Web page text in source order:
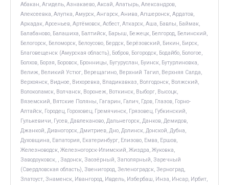
Абакан, Агидель, Азнакаево, Аксай, Алатырь, Александров,
Алексеевка, Алупка, Амурск, Ангарск, Анива, Апшеронск, Ардатов,
Аркадак, Арсеньев, Артёмовск, Асбест, Аткарск, Аша, Бавлы, Баймак,
Балабаново, Балашиха, Балтийск, Барыш, Бежецк, Белгород, Белинский,
Белогорск, Беломорск, Белоусово, Бердск, Берёзовский, Бикин, Бирск,
Благовещенск (Амурская область), Бобров, Богородск, Бодайбо, Бологое,
Болхов, Борзя, Боровск, Бронницы, Бугуруслан, Буинск, Бутурлиновка,
Велиж, Великий Устюг, Верещагино, Верхний Тагил, Верхняя Салда,
Верхоянск, Видное, Вихоревка, Владикавказ, Волгодонск, Волжский,
Волоколамск, Волчанск, Воронеж, Воткинск, Выборг, Высоцк,
Вяземский, Вятские Поляны, Гагарин, Галич, Гдов, Глазов, Горно-
Алтайск, Городец, Гороховец, Гремячинск, Грязовец, Губкинский,
Гулькевичи, Гусев, Давлеканово, Дальнегорск, Данков, Демидов,
Джанкой, Дивногорск, Дмитриев, Дно, Долинск, Донской, Дубна,
Духовщина, Евпатория, Екатеринбург, Елизово, Емва, Ершов,
Железноводск, Железногорск-Илимский, Жиздра, Жуковка,
Заводоуковск, , Задонск, Заозёрный, Заполярный, Заречный
(Свердловская область), Звенигород, Зеленоградск, Зерноград,
Златоуст, Знаменск, Ивангород, Ивдель, Избербаш, Инза, Инсар, Ирбит,